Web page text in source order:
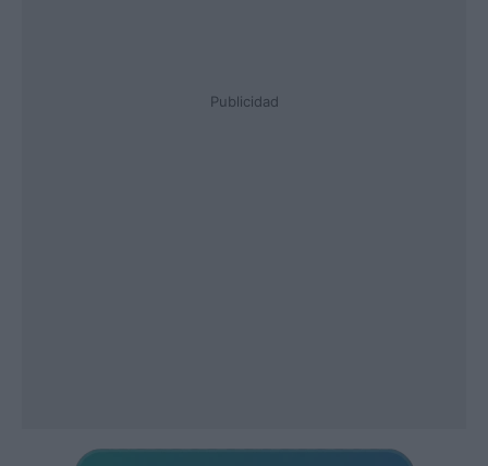
Publicidad